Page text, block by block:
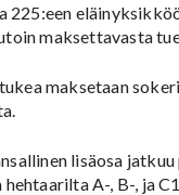
225:een
maksettavasta
maksetaan
lisäosa
hehtaarilta A-, B-, ja